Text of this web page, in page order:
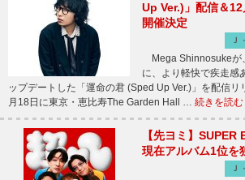
Up Ver.)」配信＆
開催決定
Ｊ
Mega Shinnosukeが
に、より軽快で疾走感
ップデートした「運命の君 (Sped Up Ver.)」を配信
月18日に東京・恵比寿The Garden Hall … 続きを読む
【先ヨミ】SUPER
現在アルバム1位を
Ｊ